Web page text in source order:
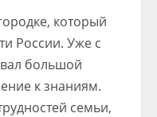
который
России. Уже с
большой
к знаниям.
семьи,